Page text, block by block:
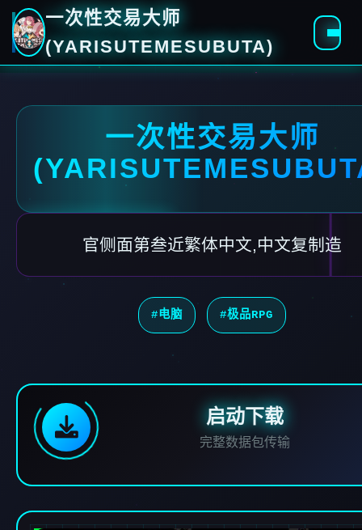
一次性交易大师
(YARISUTEMESUBUTA)
一次性交易大师
官侧面第叁近繁体中文,中文复制造
#电脑 #极品RPG
启动下载
完整数据包传输